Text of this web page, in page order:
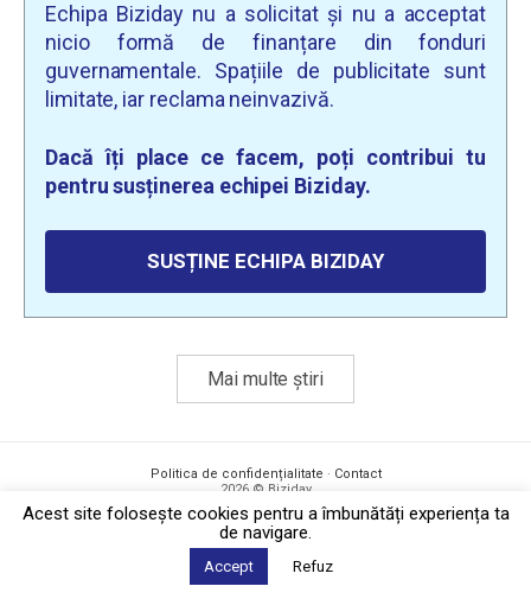
Echipa Biziday nu a solicitat și nu a acceptat
nicio formă de finanțare din fonduri
guvernamentale. Spațiile de publicitate sunt
limitate, iar reclama neinvazivă.
Dacă îți place ce facem, poți contribui tu
pentru susținerea echipei Biziday.
SUSȚINE ECHIPA BIZIDAY
Mai multe știri
Politica de confidențialitate · Contact
2026 © Biziday
Acest site foloseşte cookies pentru a îmbunătăți experiența ta
de navigare.
Accept Refuz